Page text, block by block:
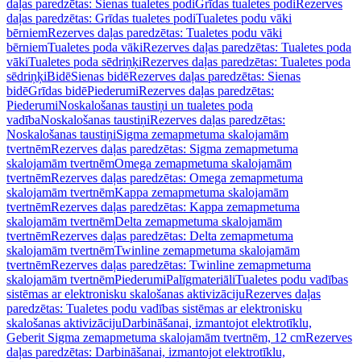
daļas paredzētas: Sienas tualetes podiGrīdas tualetes podiRezerves
daļas paredzētas: Grīdas tualetes podiTualetes podu vāki
bērniemRezerves daļas paredzētas: Tualetes podu vāki
bērniemTualetes poda vākiRezerves daļas paredzētas: Tualetes poda
vākiTualetes poda sēdriņķiRezerves daļas paredzētas: Tualetes poda
sēdriņķiBidēSienas bidēRezerves daļas paredzētas: Sienas
bidēGrīdas bidēPiederumiRezerves daļas paredzētas:
PiederumiNoskalošanas taustiņi un tualetes poda
vadībaNoskalošanas taustiņiRezerves daļas paredzētas:
Noskalošanas taustiņiSigma zemapmetuma skalojamām
tvertnēmRezerves daļas paredzētas: Sigma zemapmetuma
skalojamām tvertnēmOmega zemapmetuma skalojamām
tvertnēmRezerves daļas paredzētas: Omega zemapmetuma
skalojamām tvertnēmKappa zemapmetuma skalojamām
tvertnēmRezerves daļas paredzētas: Kappa zemapmetuma
skalojamām tvertnēmDelta zemapmetuma skalojamām
tvertnēmRezerves daļas paredzētas: Delta zemapmetuma
skalojamām tvertnēmTwinline zemapmetuma skalojamām
tvertnēmRezerves daļas paredzētas: Twinline zemapmetuma
skalojamām tvertnēmPiederumiPalīgmateriāliTualetes podu vadības
sistēmas ar elektronisku skalošanas aktivizācijuRezerves daļas
paredzētas: Tualetes podu vadības sistēmas ar elektronisku
skalošanas aktivizācijuDarbināšanai, izmantojot elektrotīklu,
Geberit Sigma zemapmetuma skalojamām tvertnēm, 12 cmRezerves
daļas paredzētas: Darbināšanai, izmantojot elektrotīklu,